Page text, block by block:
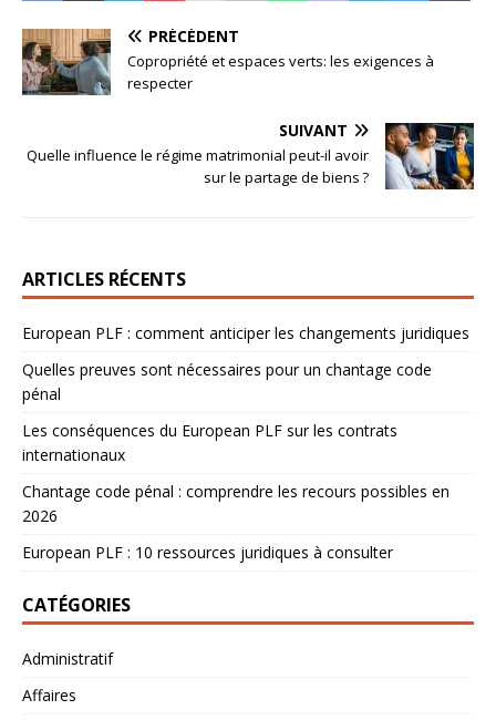
PRÉCÉDENT
Copropriété et espaces verts: les exigences à
respecter
SUIVANT
Quelle influence le régime matrimonial peut-il avoir
sur le partage de biens ?
ARTICLES RÉCENTS
European PLF : comment anticiper les changements juridiques
Quelles preuves sont nécessaires pour un chantage code
pénal
Les conséquences du European PLF sur les contrats
internationaux
Chantage code pénal : comprendre les recours possibles en
2026
European PLF : 10 ressources juridiques à consulter
CATÉGORIES
Administratif
Affaires